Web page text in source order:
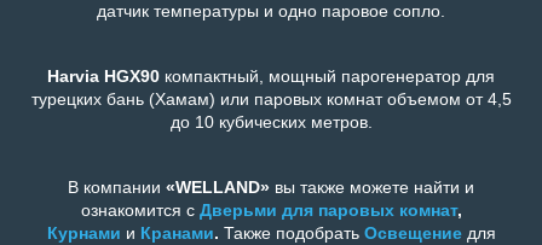
датчик температуры и одно паровое сопло.
Harvia HGX90 компактный, мощный парогенератор для
турецких бань (Хамам) или паровых комнат объемом от 4,5
до 10 кубических метров.
В компании «WELLAND» вы также можете найти и
ознакомится с Дверьми для паровых комнат,
Курнами и Кранами. Также подобрать Освещение для